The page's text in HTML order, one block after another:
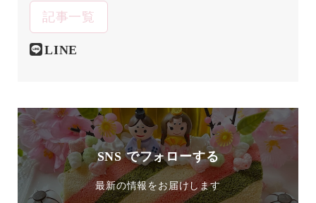
記事一覧
LINE
SNS でフォローする
最新の情報をお届けします